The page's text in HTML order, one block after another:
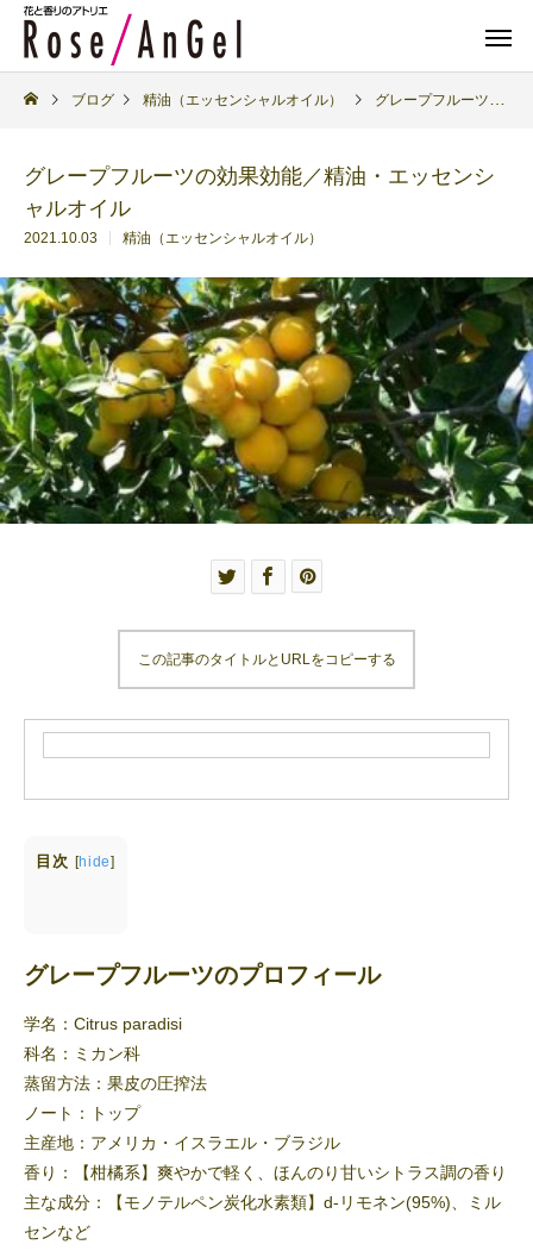
ブログ 精油（エッセンシャルオイル） グレープフルーツの効果効能／精油・エッセンシャルオイル
グレープフルーツの効果効能／精油・エッセンシ
ャルオイル
2021.10.03 精油（エッセンシャルオイル）
この記事のタイトルとURLをコピーする
目次 [hide]
グレープフルーツのプロフィール
学名：Citrus paradisi
科名：ミカン科
蒸留方法：果皮の圧搾法
ノート：トップ
主産地：アメリカ・イスラエル・ブラジル
香り：【柑橘系】爽やかで軽く、ほんのり甘いシトラス調の香り
主な成分：【モノテルペン炭化水素類】d-リモネン(95%)、ミル
センなど